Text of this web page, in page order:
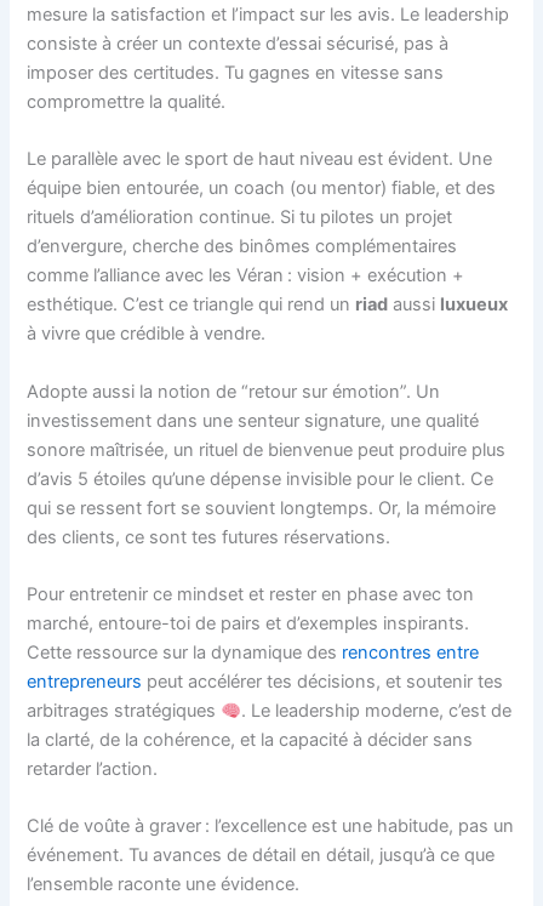
mesure la satisfaction et l’impact sur les avis. Le leadership
consiste à créer un contexte d’essai sécurisé, pas à
imposer des certitudes. Tu gagnes en vitesse sans
compromettre la qualité.
Le parallèle avec le sport de haut niveau est évident. Une
équipe bien entourée, un coach (ou mentor) fiable, et des
rituels d’amélioration continue. Si tu pilotes un projet
d’envergure, cherche des binômes complémentaires
comme l’alliance avec les Véran : vision + exécution +
esthétique. C’est ce triangle qui rend un riad aussi luxueux
à vivre que crédible à vendre.
Adopte aussi la notion de “retour sur émotion”. Un
investissement dans une senteur signature, une qualité
sonore maîtrisée, un rituel de bienvenue peut produire plus
d’avis 5 étoiles qu’une dépense invisible pour le client. Ce
qui se ressent fort se souvient longtemps. Or, la mémoire
des clients, ce sont tes futures réservations.
Pour entretenir ce mindset et rester en phase avec ton
marché, entoure-toi de pairs et d’exemples inspirants.
Cette ressource sur la dynamique des rencontres entre
entrepreneurs peut accélérer tes décisions, et soutenir tes
arbitrages stratégiques
. Le leadership moderne, c’est de
la clarté, de la cohérence, et la capacité à décider sans
retarder l’action.
Clé de voûte à graver : l’excellence est une habitude, pas un
événement. Tu avances de détail en détail, jusqu’à ce que
l’ensemble raconte une évidence.